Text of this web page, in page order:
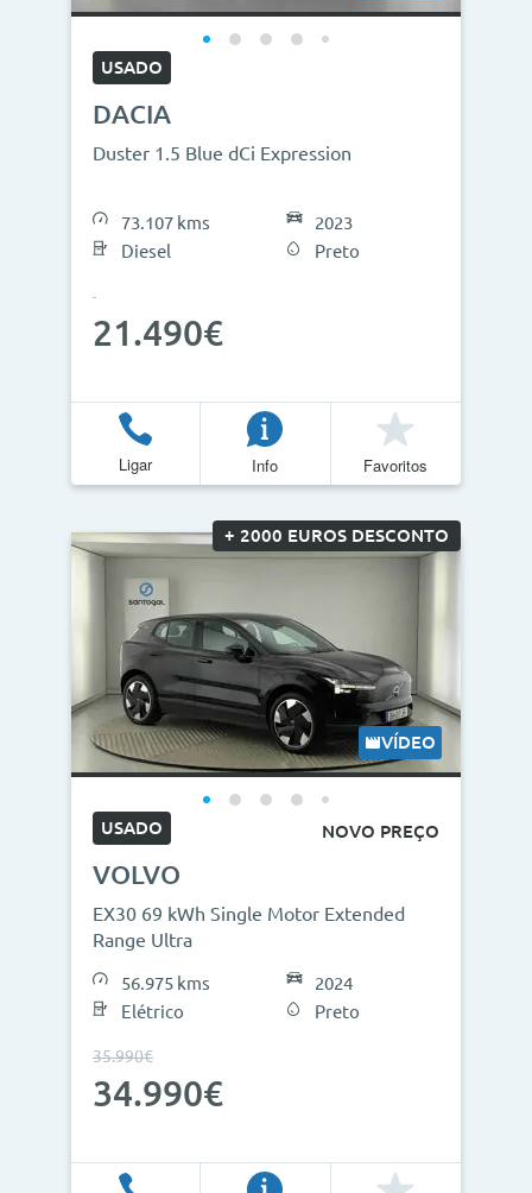
USADO
DACIA
Duster 1.5 Blue dCi Expression
73.107 kms
Diesel
2023
Preto
21.490€
Ligar Info Favoritos
+ 2000 EUROS DESCONTO
VÍDEO
USADO NOVO PREÇO
VOLVO
EX30 69 kWh Single Motor Extended
Range Ultra
56.975 kms
Elétrico
2024
Preto
35.990€
34.990€